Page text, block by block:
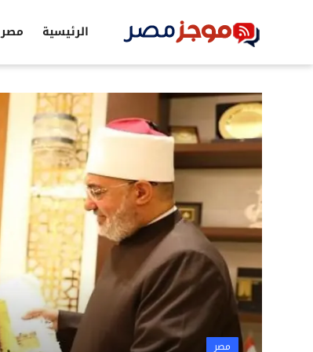
الرئيسية مصر
الرئيسية
تكنولوجيا
مصر